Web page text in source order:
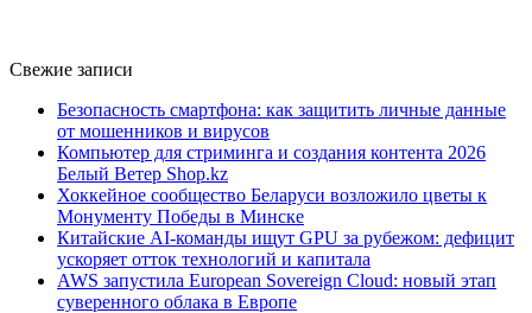
Свежие записи
Безопасность смартфона: как защитить личные данные
от мошенников и вирусов
Компьютер для стриминга и создания контента 2026
Белый Ветер Shop.kz
Хоккейное сообщество Беларуси возложило цветы к
Монументу Победы в Минске
Китайские AI-команды ищут GPU за рубежом: дефицит
ускоряет отток технологий и капитала
AWS запустила European Sovereign Cloud: новый этап
суверенного облака в Европе